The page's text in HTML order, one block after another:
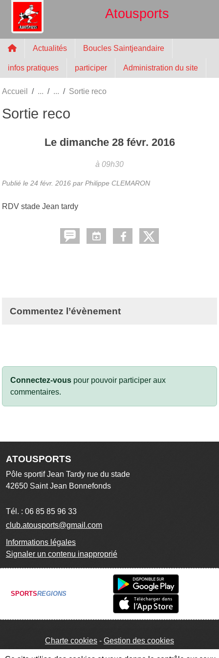
Atousports
Actualités Boucles Saintjeandaire
infos pratiques participer Administration du site
Accueil Sortie reco
Sortie reco
Le dimanche 28 févr. 2016
à 09h30
Publié le 24 févr. 2016 par Philippe CLEMARON
RDV stade Jean tardy
Commentez l’évènement
Connectez-vous pour pouvoir participer aux
commentaires.
ATOUSPORTS
Pôle sportif Jean Tardy rue du stade
42650 Saint Jean Bonnefonds
Tél. : 06 85 85 96 33
club.atousports@gmail.com
Informations légales
Signaler un contenu inapproprié
SPORTSREGIONS
Charte cookies Gestion des cookies
Panneau de gestion des cookies